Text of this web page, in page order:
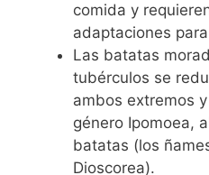
comida y
adaptaciones
Las batatas
tubérculos se
ambos extremos
género Ipomoea,
batatas (los
Dioscorea).